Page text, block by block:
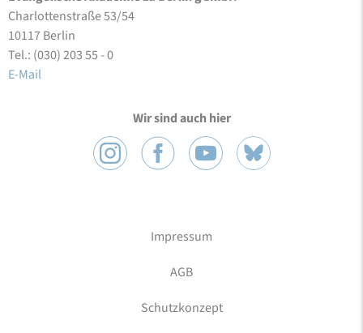
Charlottenstraße 53/54
10117 Berlin
Tel.: (030) 203 55 - 0
E-Mail
Wir sind auch hier
Impressum
AGB
Schutzkonzept